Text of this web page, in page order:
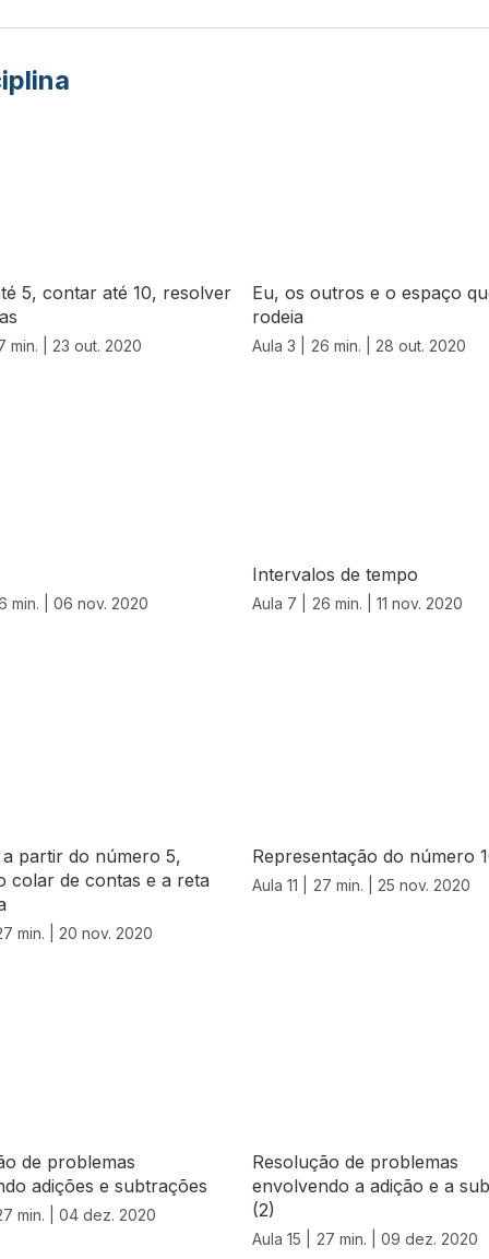
5, contar até 10, resolver
min. | 23 out. 2020
Eu, os outros e o espaço
rodeia
Aula 3 | 26 min. | 28 out. 2020
min. | 06 nov. 2020
Intervalos de tempo
Aula 7 | 26 min. | 11 nov. 2020
partir do número 5,
colar de contas e a reta
min. | 20 nov. 2020
Representação do número
Aula 11 | 27 min. | 25 nov. 2020
de problemas
adições e subtrações
min. | 04 dez. 2020
Resolução de problemas
envolvendo a adição e a
(2)
Aula 15 | 27 min. | 09 dez. 2020